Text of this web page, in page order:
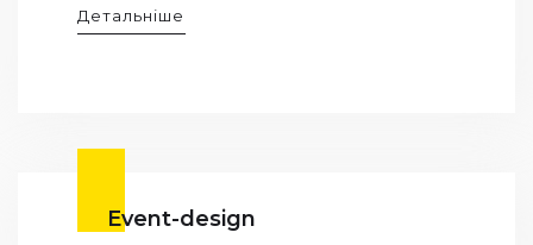
Детальніше
Event-design